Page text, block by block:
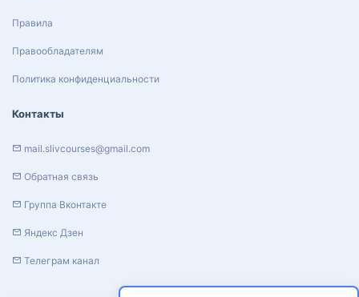
Правила
Правообладателям
Политика конфиденциальности
Контакты
mail.slivcourses@gmail.com
Обратная связь
Группа Вконтакте
Яндекс Дзен
Телеграм канал